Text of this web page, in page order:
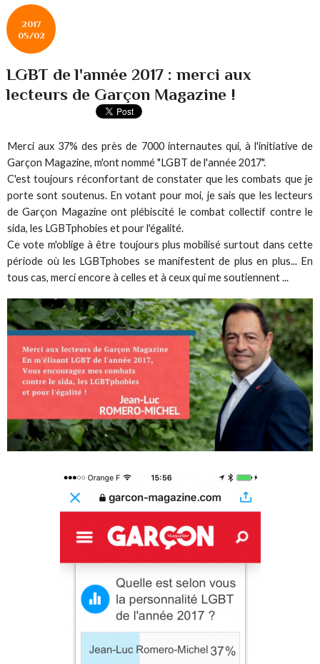
2017
05/02
LGBT de l'année 2017 : merci aux
lecteurs de Garçon Magazine !
Merci aux 37% des près de 7000 internautes qui, à l'initiative de
Garçon Magazine, m'ont nommé "LGBT de l'année 2017".
C'est toujours réconfortant de constater que les combats que je
porte sont soutenus. En votant pour moi, je sais que les lecteurs
de Garçon Magazine ont plébiscité le combat collectif contre le
sida, les LGBTphobies et pour l'égalité.
Ce vote m'oblige à être toujours plus mobilisé surtout dans cette
période où les LGBTphobes se manifestent de plus en plus... En
tous cas, merci encore à celles et à ceux qui me soutiennent ...